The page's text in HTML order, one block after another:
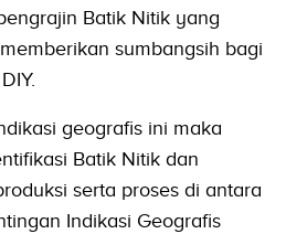
Batik Nitik yang
sumbangsih bagi
geografis ini maka
Batik Nitik dan
serta proses di antara
Indikasi Geografis